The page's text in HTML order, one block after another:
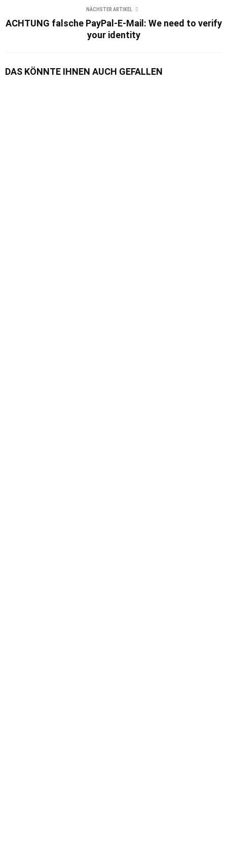
NÄCHSTER ARTIKEL
ACHTUNG falsche PayPal-E-Mail: We need to verify
your identity
DAS KÖNNTE IHNEN AUCH GEFALLEN